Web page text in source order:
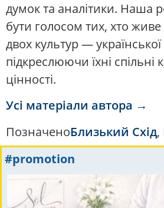
думок та аналітики. Наша
бути голосом тих, хто живе
двох культур — української
підкреслюючи їхні спільні
цінності.
Усі матеріали автора →
ПозначеноБлизький Схід,
#promotion